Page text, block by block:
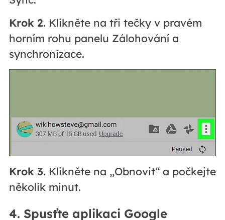
Krok 2.Klikněte na tři tečky v pravém
horním rohu panelu Zálohování a
synchronizace.
Krok 3.Klikněte na „Obnovit“ a počkejte
několik minut.
4. Spusťte aplikaci Google